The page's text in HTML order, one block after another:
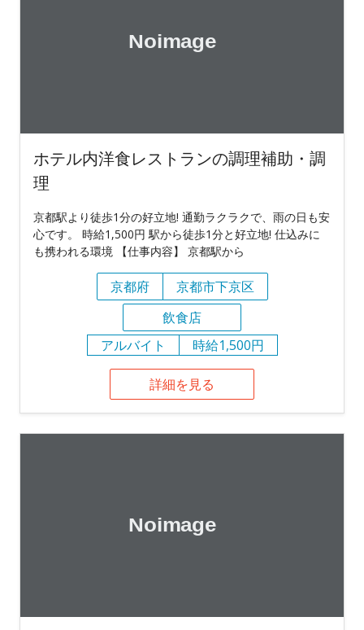
ホテル内洋食レストランの調理補助・調
理
京都駅より徒歩1分の好立地! 通勤ラクラクで、雨の日も安
心です。 時給1,500円 駅から徒歩1分と好立地! 仕込みに
も携われる環境 【仕事内容】 京都駅から
京都府
京都市下京区
飲食店
アルバイト
時給1,500円
詳細を見る